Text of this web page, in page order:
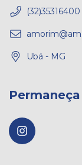
(32)35316400
Ubá - MG